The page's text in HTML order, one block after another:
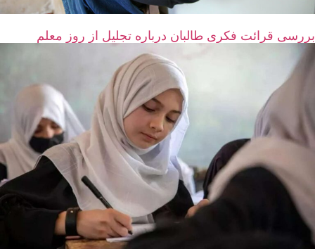
بررسی قرائت فکری طالبان درباره تجلیل از روز معلم